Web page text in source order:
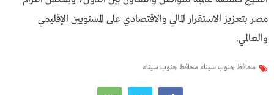
مصر بتعزيز الاستقرار المالي والاقتصادي على المستويين الإقليمي
والعالمي.
محافظ جنوب سيناء محافظ جنوب سيناء